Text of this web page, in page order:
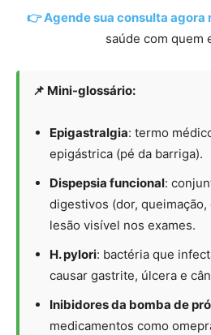
👉 Agende sua consulta agora
saúde com quem
📌 Mini-glossário:
Epigastralgia: termo
epigástrica (pé da barriga).
Dispepsia funcional:
digestivos (dor,
lesão visível nos exames.
H. pylori: bactéria que
causar gastrite, úlcera e
Inibidores da bomba de
medicamentos como